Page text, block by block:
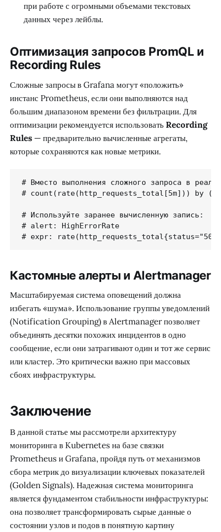
при работе с огромными объемами текстовых
данных через лейблы.
Оптимизация запросов PromQL и
Recording Rules
Сложные запросы в Grafana могут «положить»
инстанс Prometheus, если они выполняются над
большим диапазоном времени без фильтрации. Для
оптимизации рекомендуется использоватьRecording
Rules — предварительно вычисленные агрегаты,
которые сохраняются как новые метрики.
# Вместо выполнения сложного запроса в
# count(rate(http_requests_total[5m])) by
# Используйте заранее вычисленную запись:
# alert: HighErrorRate
# expr:
Кастомные алерты и Alertmanager
Масштабируемая система оповещений должна
избегать «шума». Использование группы уведомлений
(Notification Grouping) в Alertmanager позволяет
объединять десятки похожих инцидентов в одно
сообщение, если они затрагивают один и тот же сервис
или кластер. Это критически важно при массовых
сбоях инфраструктуры.
Заключение
В данной статье мы рассмотрели архитектуру
мониторинга в Kubernetes на базе связки
Prometheus и Grafana, пройдя путь от механизмов
сбора метрик до визуализации ключевых показателей
(Golden Signals). Надежная система мониторинга
является фундаментом стабильности инфраструктуры:
она позволяет трансформировать сырые данные о
состоянии узлов и подов в понятную картину